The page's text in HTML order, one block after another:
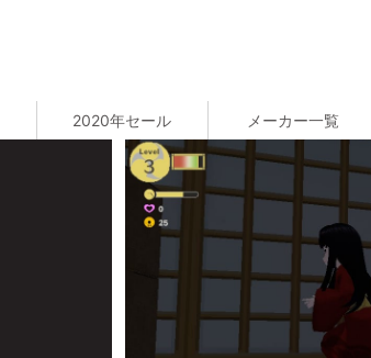
2020年セール メーカー一覧